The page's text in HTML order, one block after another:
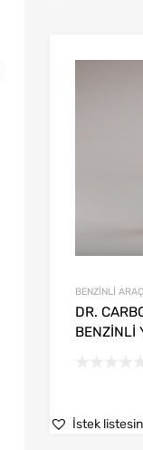
BENZİNLİ
DR.
BENZİNLİ
İstek